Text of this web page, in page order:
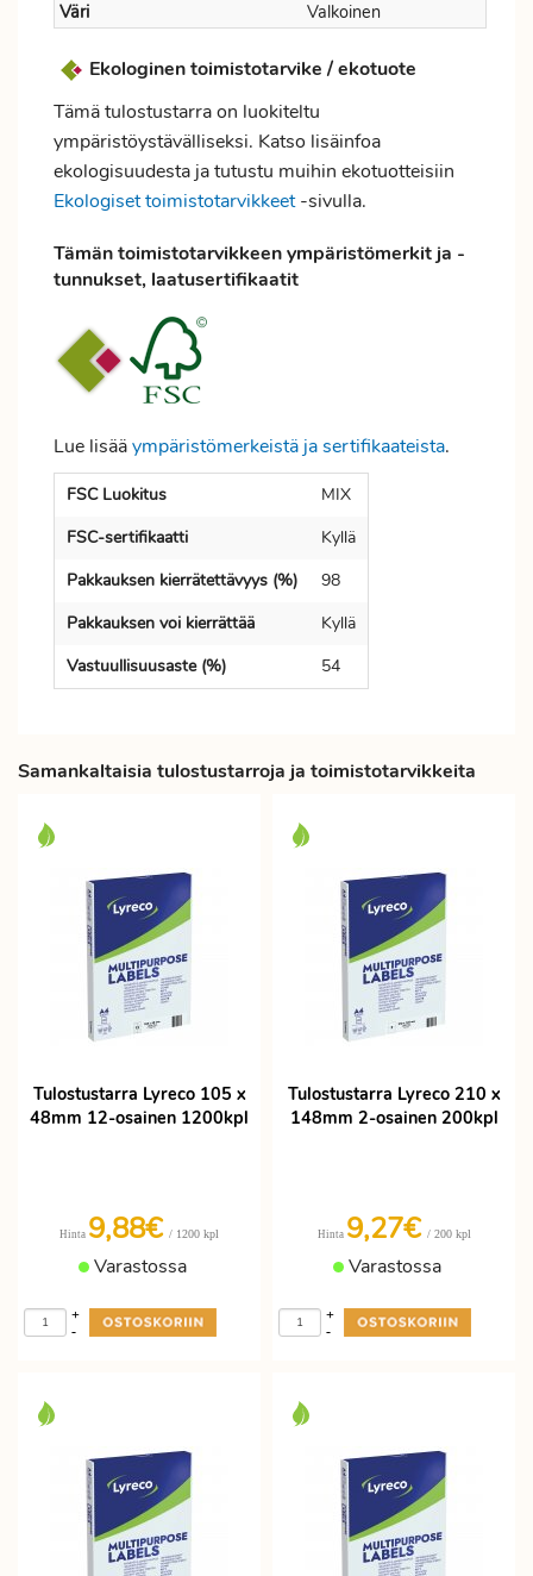
Väri Valkoinen
Ekologinen toimistotarvike / ekotuote
Tämä tulostustarra on luokiteltu
ympäristöystävälliseksi. Katso lisäinfoa
ekologisuudesta ja tutustu muihin ekotuotteisiin
Ekologiset toimistotarvikkeet-sivulla.
Tämän toimistotarvikkeen ympäristömerkit ja -
tunnukset, laatusertifikaatit
Lue lisääympäristömerkeistä ja sertifikaateista.
FSC Luokitus
MIX
FSC-sertifikaatti
Kyllä
Pakkauksen kierrätettävyys (%)
98
Pakkauksen voi kierrättää
Kyllä
Vastuullisuusaste (%)
54
Samankaltaisia tulostustarroja ja toimistotarvikkeita
Tulostustarra Lyreco 105 x
48mm 12-osainen 1200kpl
Hinta 9,88€ / 1200 kpl
Varastossa
-
+
Tulostustarra Lyreco 210 x
148mm 2-osainen 200kpl
Hinta 9,27€ / 200 kpl
Varastossa
-
+